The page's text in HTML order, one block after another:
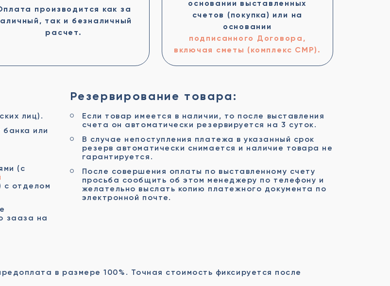
производится как за
так и безналичный
расчет.
основании выставленных
счетов (покупка) или на
основании
подписанного Договора,
включая сметы (комплекс СМР).
лиц).
или
(с
с отделом
зааза на
Резервирование товара:
Если товар имеется в наличии, то после выставления
счета он автоматически резервируется на 3 суток.
В случае непоступления платежа в указанный срок
резерв автоматически снимается и наличие товара не
гарантируется.
После совершения оплаты по выставленному счету
просьба сообщить об этом менеджеру по телефону и
желательно выслать копию платежного документа по
электронной почте.
в размере 100%. Точная стоимость фиксируется после